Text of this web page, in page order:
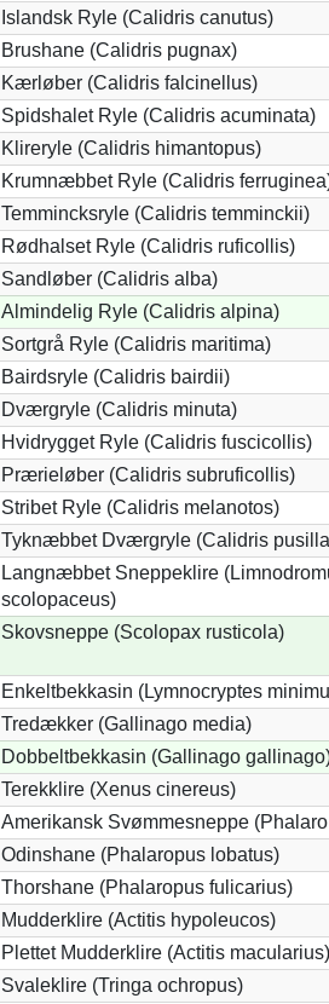
Islandsk Ryle (Calidris canutus)
Brushane (Calidris pugnax)
Kærløber (Calidris falcinellus)
Spidshalet Ryle (Calidris acuminata)
Klireryle (Calidris himantopus)
Krumnæbbet Ryle (Calidris
Temmincksryle (Calidris temminckii)
Rødhalset Ryle (Calidris ruficollis)
Sandløber (Calidris alba)
Almindelig Ryle (Calidris alpina)
Sortgrå Ryle (Calidris maritima)
Bairdsryle (Calidris bairdii)
Dværgryle (Calidris minuta)
Hvidrygget Ryle (Calidris fuscicollis)
Prærieløber (Calidris subruficollis)
Stribet Ryle (Calidris melanotos)
Tyknæbbet Dværgryle (Calidris
Langnæbbet Sneppeklire
scolopaceus)
Skovsneppe (Scolopax rusticola)
Enkeltbekkasin (Lymnocryptes
Tredækker (Gallinago media)
Dobbeltbekkasin (Gallinago
Terekklire (Xenus cinereus)
Amerikansk Svømmesneppe
Odinshane (Phalaropus lobatus)
Thorshane (Phalaropus fulicarius)
Mudderklire (Actitis hypoleucos)
Plettet Mudderklire (Actitis macularius)
Svaleklire (Tringa ochropus)